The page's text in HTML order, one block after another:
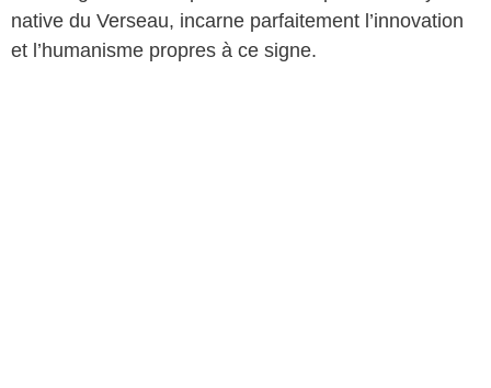
native du Verseau, incarne parfaitement l’innovation
et l’humanisme propres à ce signe.